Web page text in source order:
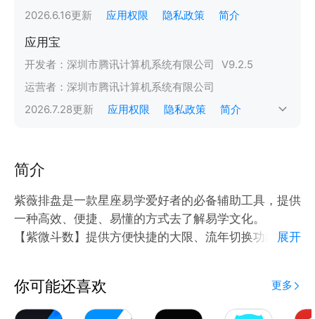
2026.6.16更新 应用权限 隐私政策 简介
应用宝
开发者： 深圳市腾讯计算机系统有限公司 V9.2.5
运营者： 深圳市腾讯计算机系统有限公司
2026.7.28更新 应用权限 隐私政策 简介
简介
紫薇排盘是一款星座易学爱好者的必备辅助工具，提供
一种高效、便捷、易懂的方式去了解易学文化。
【紫微斗数】提供方便快捷的大限、流年切换功能，简
运、健康等。
【八字排盘】根据出生年月日时对应的天干地支组合成
展开
你可能还喜欢 更多